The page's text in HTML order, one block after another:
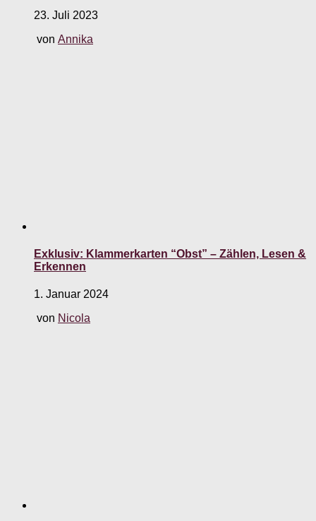
23. Juli 2023
von Annika
Exklusiv: Klammerkarten “Obst” – Zählen, Lesen &
Erkennen
1. Januar 2024
von Nicola